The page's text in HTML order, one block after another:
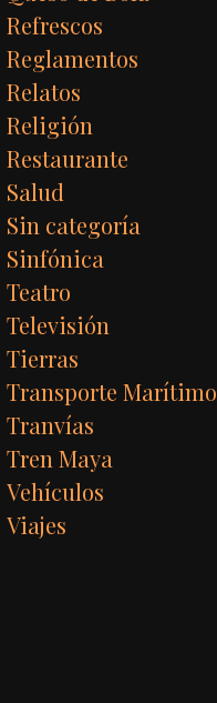
Refrescos
Reglamentos
Relatos
Religión
Restaurante
Salud
Sin categoría
Sinfónica
Teatro
Televisión
Tierras
Transporte Marítimo
Tranvías
Tren Maya
Vehículos
Viajes